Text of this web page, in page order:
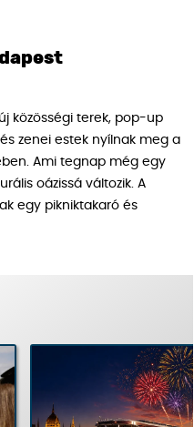
közösségi terek, pop-up
zenei estek nyílnak meg a
Ami tegnap még egy
oázissá változik. A
egy pikniktakaró és